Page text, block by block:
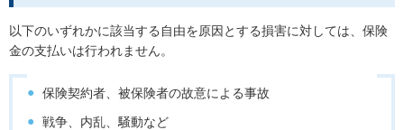
以下のいずれかに該当する自由を原因とする損害に対しては、保険
金の支払いは行われません。
保険契約者、被保険者の故意による事故
戦争、内乱、騒動など